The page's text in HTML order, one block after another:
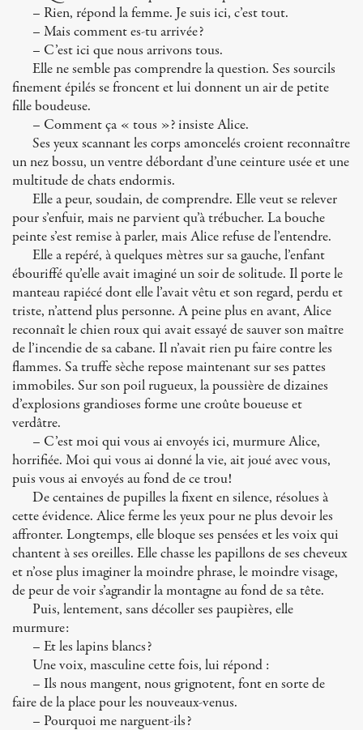
– Rien, répond la femme. Je suis ici, c’est tout.
– Mais comment es-tu arrivée?
– C’est ici que nous arrivons tous.
Elle ne semble pas comprendre la question. Ses sourcils
finement épilés se froncent et lui donnent un air de petite
fille boudeuse.
– Comment ça « tous »? insiste Alice.
Ses yeux scannant les corps amoncelés croient reconnaître
un nez bossu, un ventre débordant d’une ceinture usée et une
multitude de chats endormis.
Elle a peur, soudain, de comprendre. Elle veut se relever
pour s’enfuir, mais ne parvient qu’à trébucher. La bouche
peinte s’est remise à parler, mais Alice refuse de l’entendre.
Elle a repéré, à quelques mètres sur sa gauche, l’enfant
ébouriffé qu’elle avait imaginé un soir de solitude. Il porte le
manteau rapiécé dont elle l’avait vêtu et son regard, perdu et
triste, n’attend plus personne. A peine plus en avant, Alice
reconnaît le chien roux qui avait essayé de sauver son maître
de l’incendie de sa cabane. Il n’avait rien pu faire contre les
flammes. Sa truffe sèche repose maintenant sur ses pattes
immobiles. Sur son poil rugueux, la poussière de dizaines
d’explosions grandioses forme une croûte boueuse et
verdâtre.
– C’est moi qui vous ai envoyés ici, murmure Alice,
horrifiée. Moi qui vous ai donné la vie, ait joué avec vous,
puis vous ai envoyés au fond de ce trou!
De centaines de pupilles la fixent en silence, résolues à
cette évidence. Alice ferme les yeux pour ne plus devoir les
affronter. Longtemps, elle bloque ses pensées et les voix qui
chantent à ses oreilles. Elle chasse les papillons de ses cheveux
et n’ose plus imaginer la moindre phrase, le moindre visage,
de peur de voir s’agrandir la montagne au fond de sa tête.
Puis, lentement, sans décoller ses paupières, elle
murmure:
– Et les lapins blancs?
Une voix, masculine cette fois, lui répond :
– Ils nous mangent, nous grignotent, font en sorte de
faire de la place pour les nouveaux-venus.
– Pourquoi me narguent-ils?